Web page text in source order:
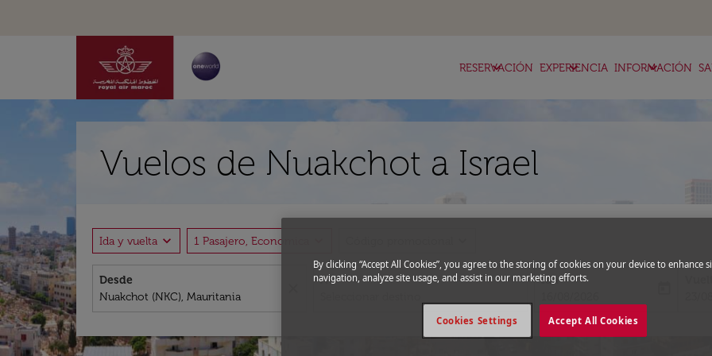
RESERVACIÓN
keyboard_arrow_down EXPERIENCIA
keyboard_arrow_down INFORMACIÓN
keyboard_arrow_down
Vuelos de Nuakchot a Israel
Ida y vuelta expand_more 1 Pasajero, Economica
Desde A
Ida
fc-
By clicking “Accept All Cookies”, you agree to the storing of cookies on your device to enhance
navigation, analyze site usage, and assist in our marketing efforts.
Accept All Cookies
Cookies Settings